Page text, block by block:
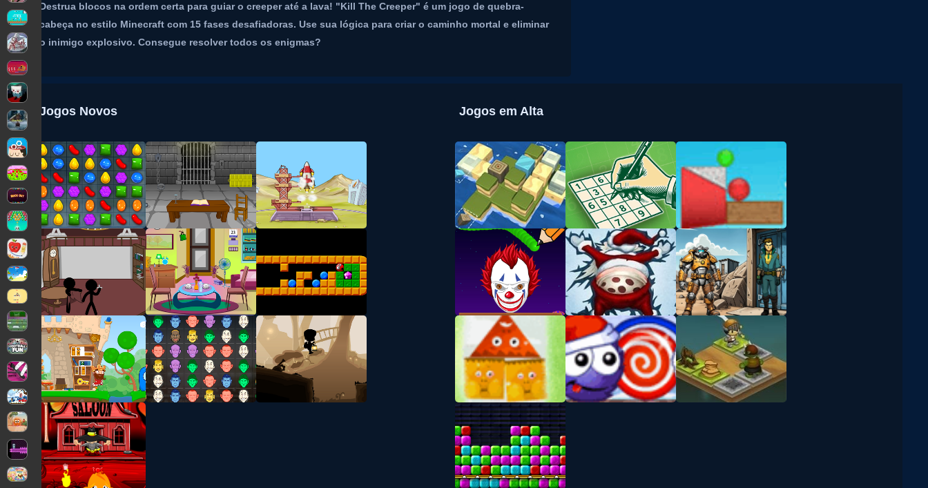
Destrua blocos na ordem certa para guiar o creeper até a lava! "Kill The Creeper" é um jogo de quebra-
cabeça no estilo Minecraft com 15 fases desafiadoras. Use sua lógica para criar o caminho mortal e eliminar
o inimigo explosivo. Consegue resolver todos os enigmas?
Jogos Novos Jogos em Alta